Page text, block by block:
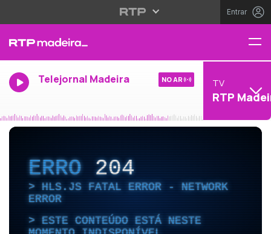
Entrar
Telejornal Madeira NO AR TV
RTP
ERRO204
HLS.JS FATAL ERROR - NETWORK
ERROR
ESTE CONTEÚDO ESTÁ NESTE